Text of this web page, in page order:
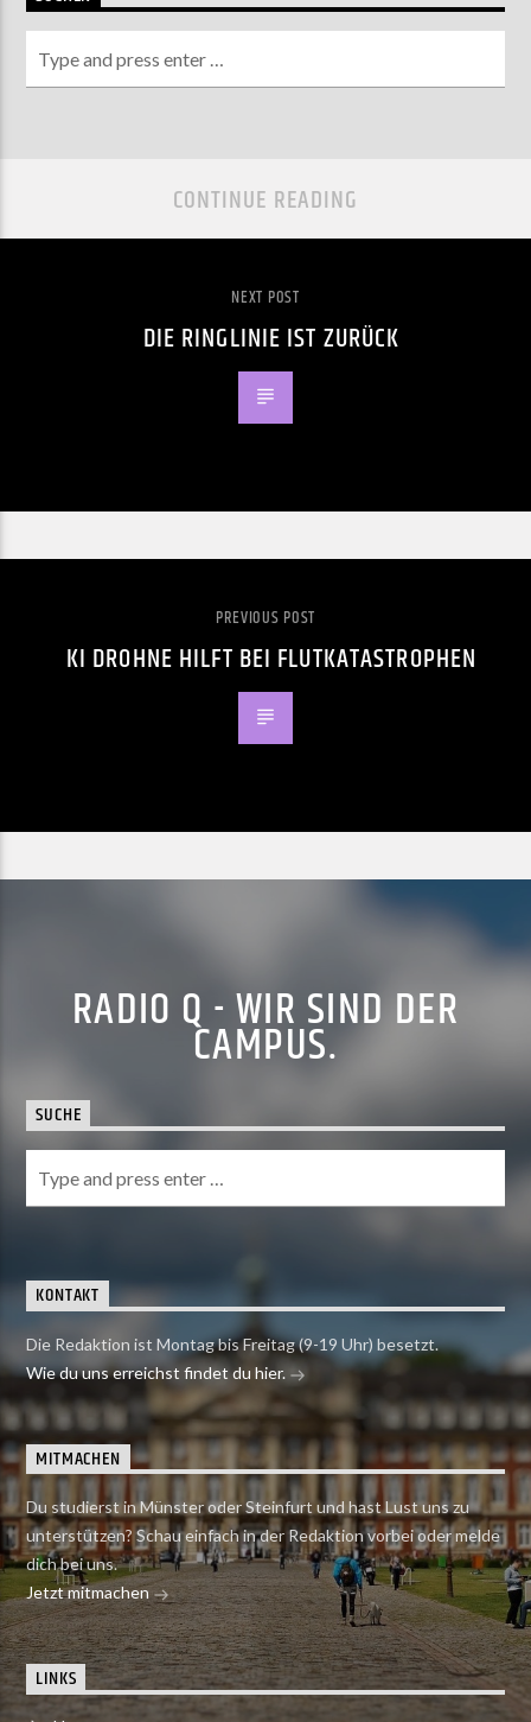
CONTINUE READING
NEXT POST
DIE RINGLINIE IST ZURÜCK
PREVIOUS POST
KI DROHNE HILFT BEI FLUTKATASTROPHEN
RADIO Q - WIR SIND DER
CAMPUS.
SUCHE
KONTAKT
Die Redaktion ist Montag bis Freitag (9-19 Uhr) besetzt.
Wie du uns erreichst findet du hier.
MITMACHEN
Du studierst in Münster oder Steinfurt und hast Lust uns zu
unterstützen? Schau einfach in der Redaktion vorbei oder melde
dich bei uns.
Jetzt mitmachen
LINKS